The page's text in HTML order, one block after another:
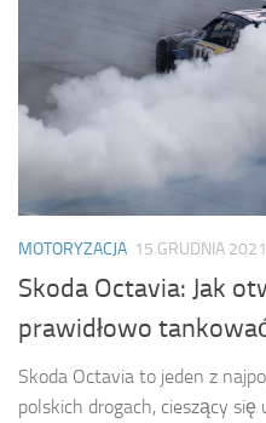
MOTORYZACJA 15 GRUDNIA 2021
Skoda Octavia: Jak
prawidłowo
Skoda Octavia to jeden z
polskich drogach, cieszący się